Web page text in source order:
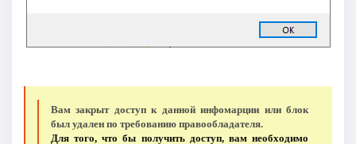
Вам закрыт доступ к данной инфомарции или блок
был удален по требованию правообладателя.
Для того, что бы получить доступ, вам необходимо